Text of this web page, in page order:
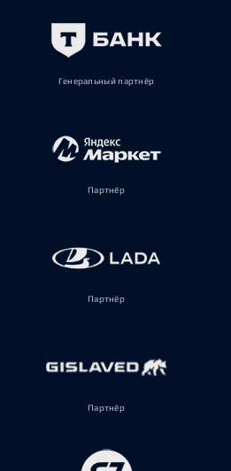
Генеральный партнёр
Партнёр
Партнёр
Партнёр